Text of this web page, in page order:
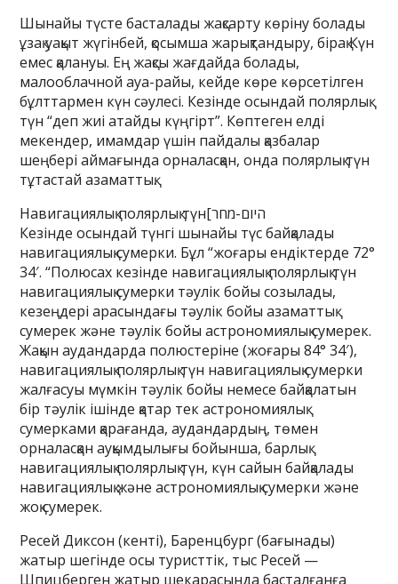
Шынайы түсте басталады жақсарту көріну болады
ұзақ уақыт жүгінбей, қосымша жарықтандыру, бірақ Күн
емес қалануы. Ең жақсы жағдайда болады,
малооблачной ауа-райы, кейде көре көрсетілген
бұлттармен күн сәулесі. Кезінде осындай полярлық
түн “деп жиі атайды күңгірт”. Көптеген елді
мекендер, имамдар үшін пайдалы қазбалар
шеңбері аймағында орналасқан, онда полярлық түн
тұтастай азаматтық.
Навигациялық полярлық түн[היום-מחר
Кезінде осындай түнгі шынайы түс байқалады
навигациялық сумерки. Бұл “жоғары ендіктерде 72°
34′. “Полюсах кезінде навигациялық полярлық түн
навигациялық сумерки тәулік бойы созылады,
кезеңдері арасындағы тәулік бойы азаматтық
сумерек және тәулік бойы астрономиялық сумерек.
Жақын аудандарда полюстеріне (жоғары 84° 34′),
навигациялық полярлық түн навигациялық сумерки
жалғасуы мүмкін тәулік бойы немесе байқалатын
бір тәулік ішінде қатар тек астрономиялық
сумерками қарағанда, аудандардың, төмен
орналасқан ауқымдылығы бойынша, барлық
навигациялық полярлық түн, күн сайын байқалады
навигациялық және астрономиялық сумерки және
жоқ сумерек.
Ресей Диксон (кенті), Баренцбург (бағынады)
жатыр шегінде осы туристтік, тыс Ресей —
Шпицберген жатыр шекарасында басталғанға